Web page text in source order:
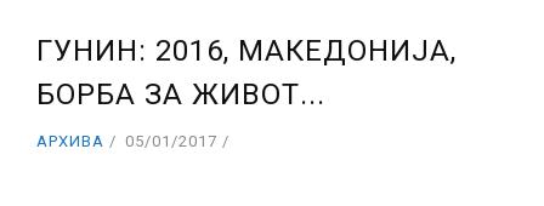
ГУНИН: 2016, МАКЕДОНИЈА,
БОРБА ЗА ЖИВОТ...
АРХИВА 05/01/2017